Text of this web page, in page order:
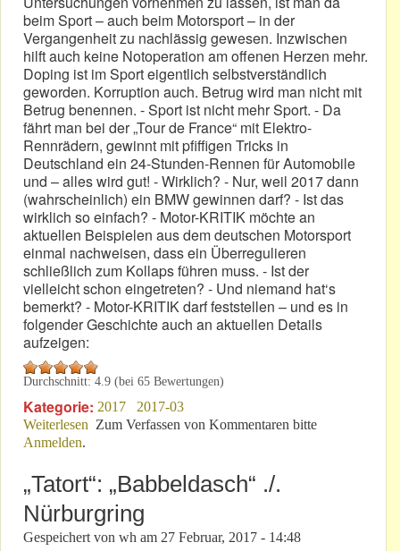
beim Sport – auch beim Motorsport – in der
Vergangenheit zu nachlässig gewesen. Inzwischen
hilft auch keine Notoperation am offenen Herzen mehr.
Doping ist im Sport eigentlich selbstverständlich
geworden. Korruption auch. Betrug wird man nicht mit
Betrug benennen. - Sport ist nicht mehr Sport. - Da
fährt man bei der „Tour de France“ mit Elektro-
Rennrädern, gewinnt mit pfiffigen Tricks in
Deutschland ein 24-Stunden-Rennen für Automobile
und – alles wird gut! - Wirklich? - Nur, weil 2017 dann
(wahrscheinlich) ein BMW gewinnen darf? - Ist das
wirklich so einfach? - Motor-KRITIK möchte an
aktuellen Beispielen aus dem deutschen Motorsport
einmal nachweisen, dass ein Überregulieren
schließlich zum Kollaps führen muss. - Ist der
vielleicht schon eingetreten? - Und niemand hat‘s
bemerkt? - Motor-KRITIK darf feststellen – und es in
folgender Geschichte auch an aktuellen Details
aufzeigen:
Durchschnitt: 4.9 (bei 65 Bewertungen)
Kategorie: 2017
2017-03
Weiterlesen über FIA & DMSB reiten „ein totes Pferd“!
Zum Verfassen von Kommentaren bitte
Anmelden.
„Tatort“: „Babbeldasch“ ./.
Nürburgring
Gespeichert von wh am 27 Februar, 2017 - 14:48